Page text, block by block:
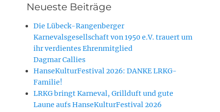
Neueste Beiträge
Die Lübeck-Rangenberger
Karnevalsgesellschaft von 1950 e.V. trauert um
ihr verdientes Ehrenmitglied
Dagmar Callies
HanseKulturFestival 2026: DANKE LRKG-
Familie!
LRKG bringt Karneval, Grillduft und gute
Laune aufs HanseKulturFestival 2026